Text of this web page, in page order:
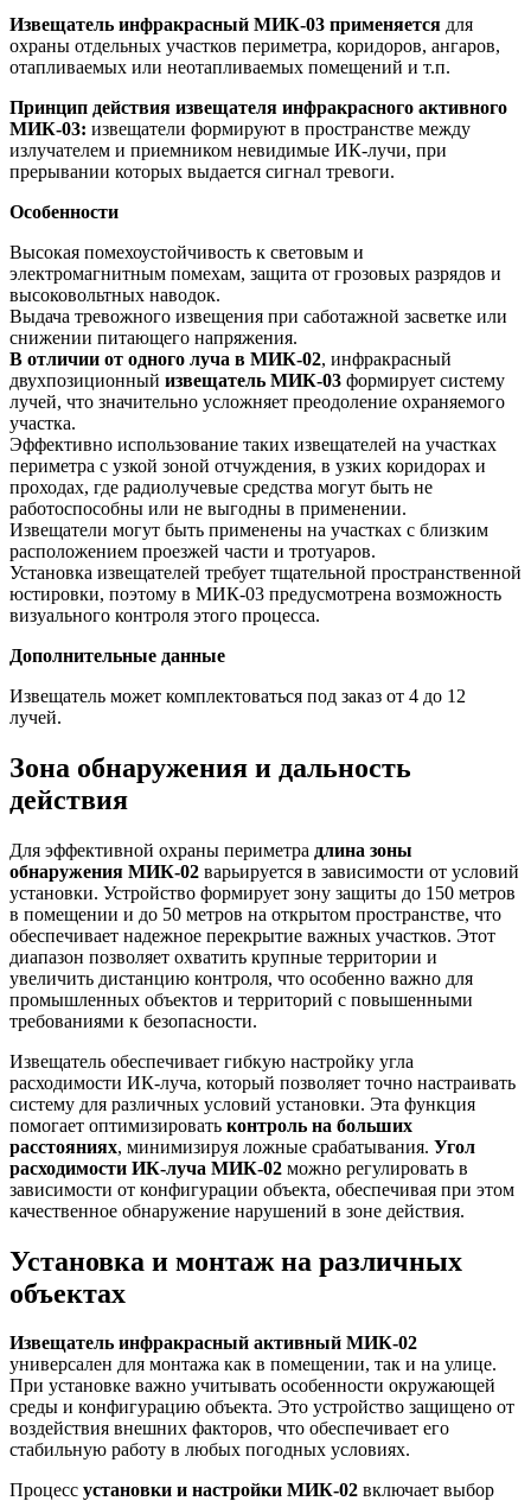
Извещатель инфракрасный МИК-03 применяется для
охраны отдельных участков периметра, коридоров, ангаров,
отапливаемых или неотапливаемых помещений и т.п.
Принцип действия извещателя инфракрасного активного
МИК-03: извещатели формируют в пространстве между
излучателем и приемником невидимые ИК-лучи, при
прерывании которых выдается сигнал тревоги.
Особенности
Высокая помехоустойчивость к световым и
электромагнитным помехам, защита от грозовых разрядов и
высоковольтных наводок.
Выдача тревожного извещения при саботажной засветке или
снижении питающего напряжения.
В отличии от одного луча в МИК-02, инфракрасный
двухпозиционный извещатель МИК-03 формирует систему
лучей, что значительно усложняет преодоление охраняемого
участка.
Эффективно использование таких извещателей на участках
периметра с узкой зоной отчуждения, в узких коридорах и
проходах, где радиолучевые средства могут быть не
работоспособны или не выгодны в применении.
Извещатели могут быть применены на участках с близким
расположением проезжей части и тротуаров.
Установка извещателей требует тщательной пространственной
юстировки, поэтому в МИК-03 предусмотрена возможность
визуального контроля этого процесса.
Дополнительные данные
Извещатель может комплектоваться под заказ от 4 до 12
лучей.
Зона обнаружения и дальность
действия
Для эффективной охраны периметра длина зоны
обнаружения МИК-02 варьируется в зависимости от условий
установки. Устройство формирует зону защиты до 150 метров
в помещении и до 50 метров на открытом пространстве, что
обеспечивает надежное перекрытие важных участков. Этот
диапазон позволяет охватить крупные территории и
увеличить дистанцию контроля, что особенно важно для
промышленных объектов и территорий с повышенными
требованиями к безопасности.
Извещатель обеспечивает гибкую настройку угла
расходимости ИК-луча, который позволяет точно настраивать
систему для различных условий установки. Эта функция
помогает оптимизировать контроль на больших
расстояниях, минимизируя ложные срабатывания. Угол
расходимости ИК-луча МИК-02 можно регулировать в
зависимости от конфигурации объекта, обеспечивая при этом
качественное обнаружение нарушений в зоне действия.
Установка и монтаж на различных
объектах
Извещатель инфракрасный активный МИК-02
универсален для монтажа как в помещении, так и на улице.
При установке важно учитывать особенности окружающей
среды и конфигурацию объекта. Это устройство защищено от
воздействия внешних факторов, что обеспечивает его
стабильную работу в любых погодных условиях.
Процесс установки и настройки МИК-02 включает выбор